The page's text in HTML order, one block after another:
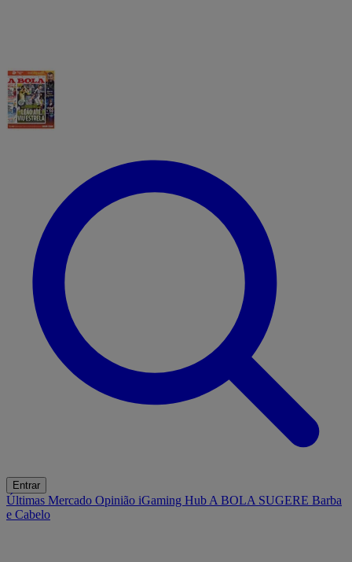
Entrar
Últimas Mercado Opinião iGaming Hub A BOLA SUGERE Barba
e Cabelo